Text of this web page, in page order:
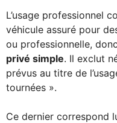
L’usage professionnel
véhicule assuré pour
ou professionnelle, donc
privé simple. Il exclut
prévus au titre de
tournées ».
Ce dernier correspond